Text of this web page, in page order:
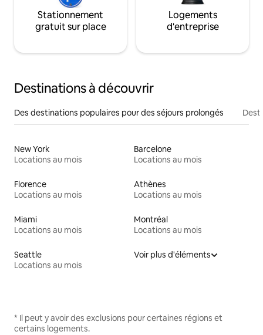
Stationnement
gratuit sur place
Logements
d'entreprise
Destinations à découvrir
Des destinations populaires pour des séjours prolongés
New York
Locations au mois
Barcelone
Locations au mois
Florence
Locations au mois
Athènes
Locations au mois
Miami
Locations au mois
Montréal
Locations au mois
Seattle
Locations au mois
Voir plus d'éléments
* Il peut y avoir des exclusions pour certaines régions et
certains logements.